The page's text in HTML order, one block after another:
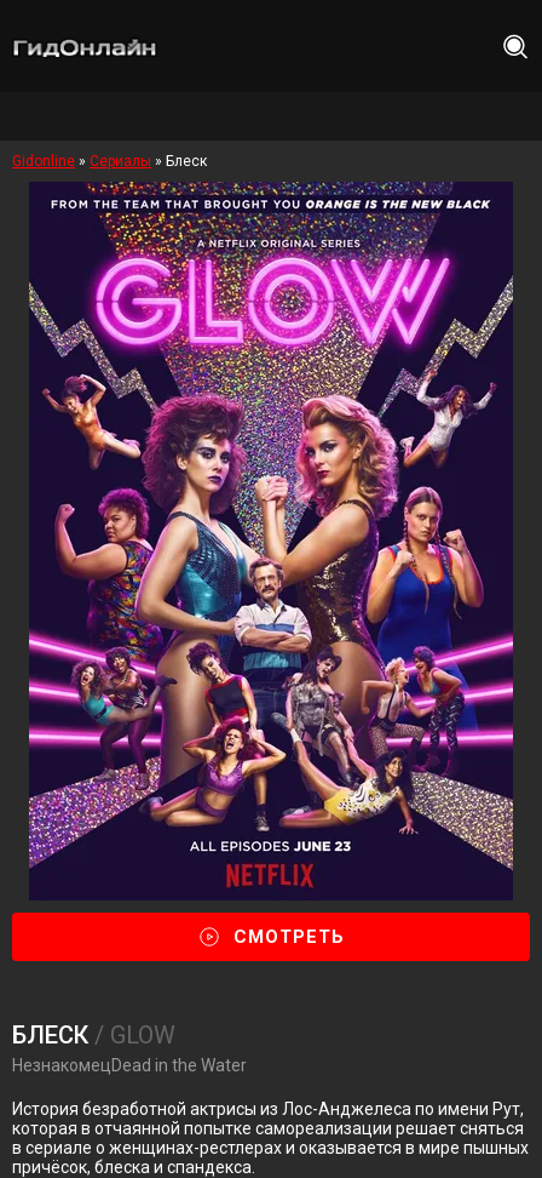
Gidonline » Сериалы » Блеск
СМОТРЕТЬ
БЛЕСК / GLOW
НезнакомецDead in the Water
История безработной актрисы из Лос-Анджелеса по имени Рут,
которая в отчаянной попытке самореализации решает сняться
в сериале о женщинах-рестлерах и оказывается в мире пышных
причёсок, блеска и спандекса.